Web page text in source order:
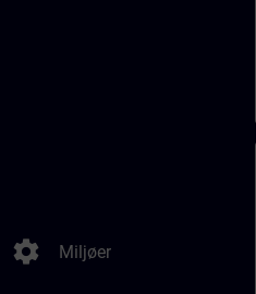
settings Miljøer